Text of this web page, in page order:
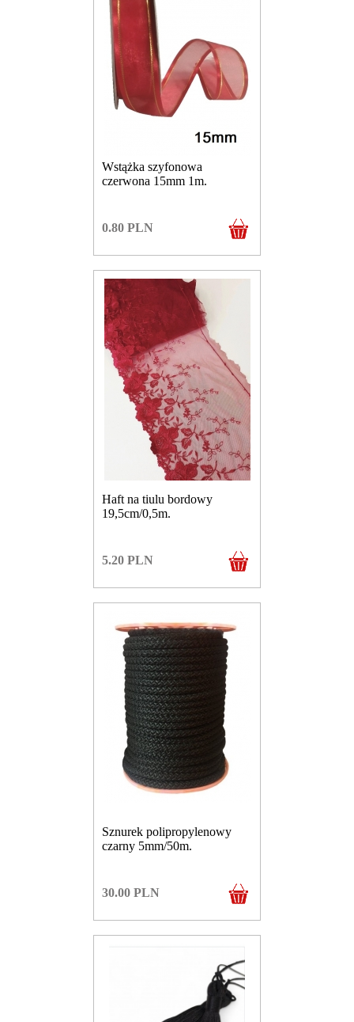
Wstążka szyfonowa
czerwona 15mm 1m.
0.80 PLN
Haft na tiulu bordowy
19,5cm/0,5m.
5.20 PLN
Sznurek polipropylenowy
czarny 5mm/50m.
30.00 PLN